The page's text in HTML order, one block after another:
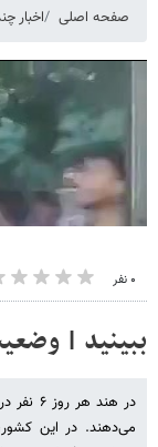
صفحه اصلی اخبار
۰ نفر
ببینید |
در
می‌دهند. در این